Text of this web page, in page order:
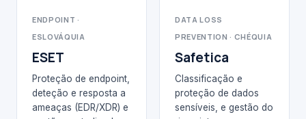
ENDPOINT ·
ESLOVÁQUIA
ESET
Proteção de endpoint,
deteção e resposta a
ameaças (EDR/XDR) e
DATA LOSS
PREVENTION · CHÉQUIA
Safetica
Classificação e
proteção de dados
sensíveis, e gestão do